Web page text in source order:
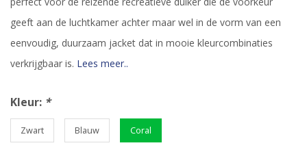
geeft aan de luchtkamer achter maar wel in de vorm van een
eenvoudig, duurzaam jacket dat in mooie kleurcombinaties
verkrijgbaar is. Lees meer..
Kleur: *
Zwart Blauw Coral